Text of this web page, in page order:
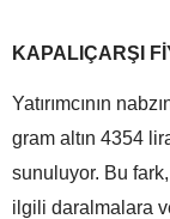
KAPALIÇARŞI
Yatırımcının
gram altın 4354
sunuluyor. Bu
ilgili daralmalara